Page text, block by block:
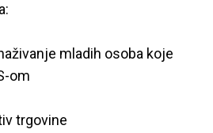
mladih osoba koje
om
trgovine